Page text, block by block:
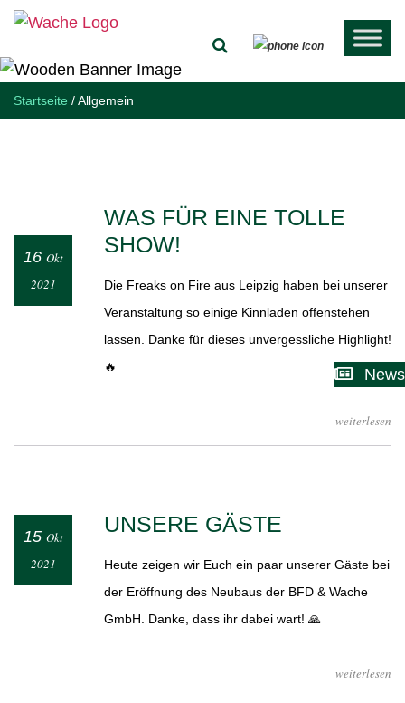
Startseite /Allgemein
WAS FÜR EINE TOLLE
SHOW!
16 Okt
2021
Die Freaks on Fire aus Leipzig haben bei unserer
Veranstaltung so einige Kinnladen offenstehen
lassen. Danke für dieses unvergessliche Highlight!
🔥
weiterlesen
UNSERE GÄSTE
15 Okt
2021
Heute zeigen wir Euch ein paar unserer Gäste bei
der Eröffnung des Neubaus der BFD & Wache
GmbH. Danke, dass ihr dabei wart! 🙏
weiterlesen
News